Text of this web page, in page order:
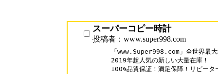
スーパーコピー時計
投稿者：www.super998.com
「www.Super998.com」全世界最
2019年超人気の新しい大量在庫！
100%品質保証！満足保障！リピー